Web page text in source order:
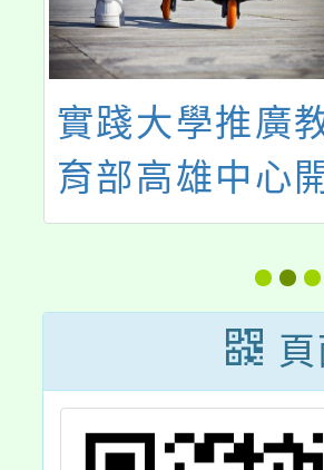
實踐大學推廣
育部高雄中心開
設暑假營隊活